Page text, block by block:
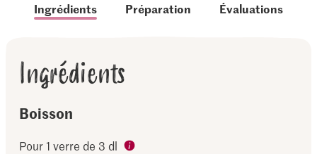
Ingrédients Préparation Évaluations
Ingrédients
Boisson
Pour 1 verre de 3 dl